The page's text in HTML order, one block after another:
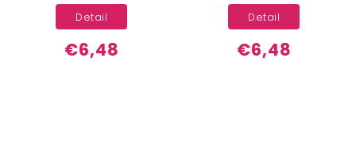
€6,48
Detail
€6,48
Detail